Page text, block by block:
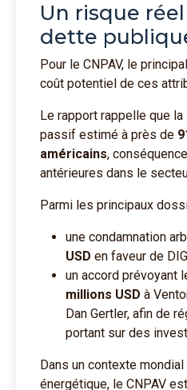
Un risque
dette
Pour le CNPAV, le
coût potentiel de ces
Le rapport rappelle que la
passif estimé à près de
américains,
antérieures dans le
Parmi les principaux
une condamnation
USD en faveur de
un accord prévoyant
millions USD à
Dan Gertler, afin de
portant sur des
Dans un contexte
énergétique, le CNPAV